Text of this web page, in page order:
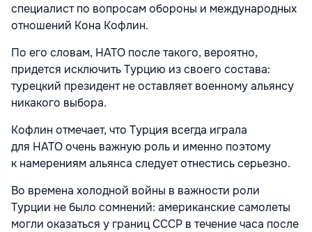
специалист по вопросам обороны и международных
отношений Кона Кофлин.
По его словам, НАТО после такого, вероятно,
придется исключить Турцию из своего состава:
турецкий президент не оставляет военному альянсу
никакого выбора.
Кофлин отмечает, что Турция всегда играла
для НАТО очень важную роль и именно поэтому
к намерениям альянса следует отнестись серьезно.
Во времена холодной войны в важности роли
Турции не было сомнений: американские самолеты
могли оказаться у границ СССР в течение часа после